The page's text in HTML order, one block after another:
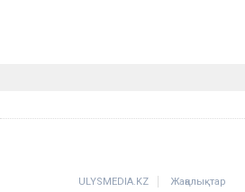
ULYSMEDIA.KZ Жаңалықтар